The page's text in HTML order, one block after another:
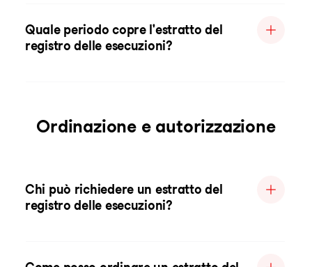
Quale periodo copre l'estratto del
registro delle esecuzioni?
Ordinazione e autorizzazione
Chi può richiedere un estratto del
registro delle esecuzioni?